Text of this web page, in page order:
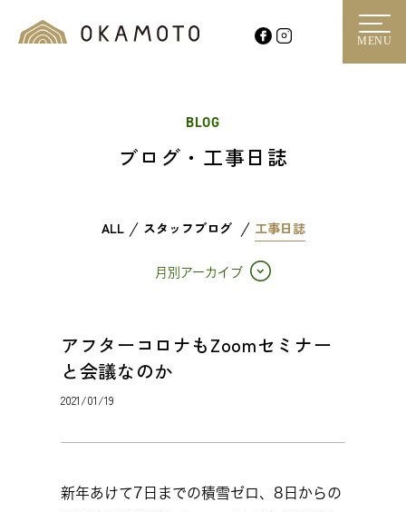
MENU
BLOG
ブログ・工事日誌
ALL スタッフブログ 工事日誌
月別アーカイブ
アフターコロナもZoomセミナー
と会議なのか
2021/01/19
新年あけて7日までの積雪ゼロ、8日からの